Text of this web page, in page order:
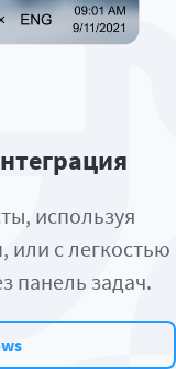
используя
с легкостью
панель задач.